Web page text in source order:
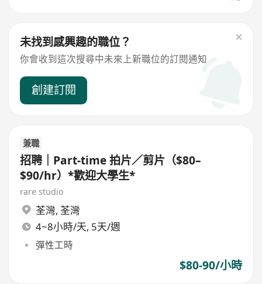
未找到感興趣的職位？
你會收到這次搜尋中未來上新職位的訂閱通知
創建訂閱
兼職
招聘｜Part-time 拍片／剪片（$80–
$90/hr）*歡迎大學生*
rare studio
荃灣, 荃灣
4~8小時/天, 5天/週
彈性工時
$80-90/小時